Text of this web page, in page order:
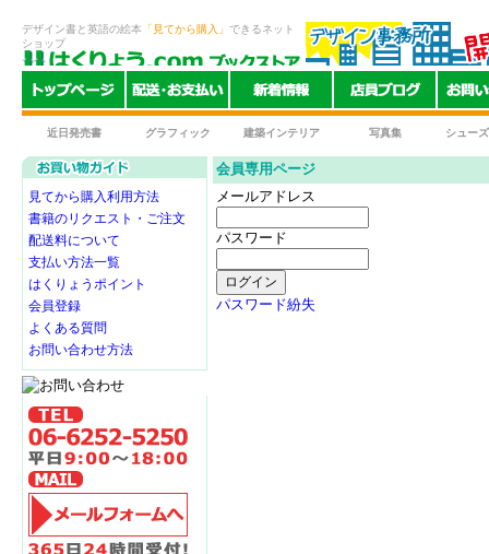
デザイン書と英語の絵本 「見てから購入」 できるネット
ショップ
近日発売書 グラフィック 建築インテリア 写真集 シュー
見てから購入利用方法
書籍のリクエスト・ご注文
配送料について
支払い方法一覧
はくりょうポイント
会員登録
よくある質問
お問い合わせ方法
会員専用ページ
メールアドレス
パスワード
パスワード紛失